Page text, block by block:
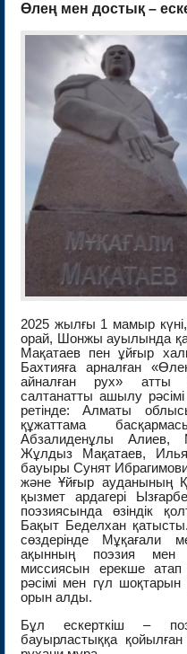
Өлең мен достық –
2025 жылғы 1 мамыр күні,
орай, Шонжы ауылында
Мақатаев пен ұйғыр
Бахтияға арналған
айналған рух» атты
салтанатты ашылу
ретінде: Алматы
құжаттама
Абзалиденұлы Алиев,
Жұлдыз Мақатаев,
бауыры Сунят
және Ұйғыр ауданының
қызмет ардагері
поэзиясында өзіндік
Бақыт Беделхан
сөздерінде Мұқағали
ақынның поэзия мен
миссиясын ерекше
рәсімі мен гүл
орын алды.
Бұл ескерткіш –
бауырластыққа